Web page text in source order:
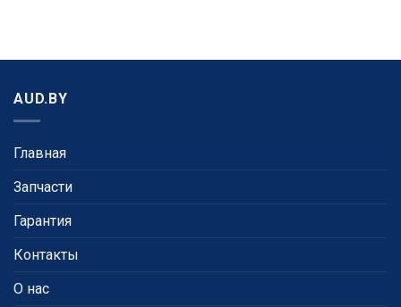
AUD.BY
Главная
Запчасти
Гарантия
Контакты
О нас